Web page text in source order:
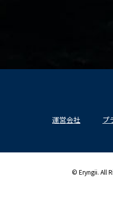
運営会社 プ
© Eryngii. All